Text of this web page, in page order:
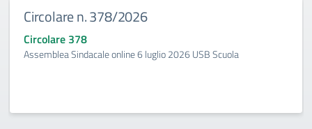
Circolare n. 378/2026
Circolare 378
Assemblea Sindacale online 6 luglio 2026 USB Scuola